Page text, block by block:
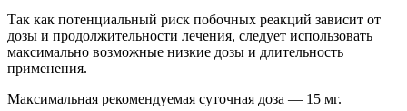
Так как потенциальный риск побочных реакций зависит от
дозы и продолжительности лечения, следует использовать
максимально возможные низкие дозы и длительность
применения.
Максимальная рекомендуемая суточная доза — 15 мг.